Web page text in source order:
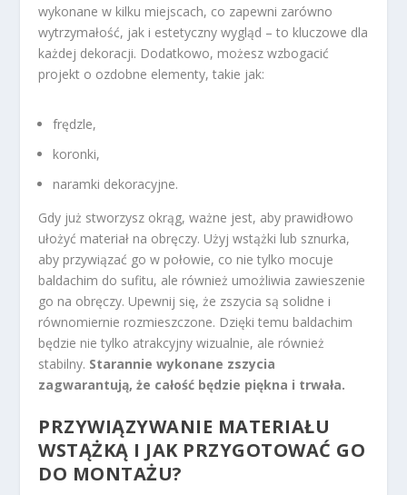
wykonane w kilku miejscach, co zapewni zarówno
wytrzymałość, jak i estetyczny wygląd – to kluczowe dla
każdej dekoracji. Dodatkowo, możesz wzbogacić
projekt o ozdobne elementy, takie jak:
frędzle,
koronki,
naramki dekoracyjne.
Gdy już stworzysz okrąg, ważne jest, aby prawidłowo
ułożyć materiał na obręczy. Użyj wstążki lub sznurka,
aby przywiązać go w połowie, co nie tylko mocuje
baldachim do sufitu, ale również umożliwia zawieszenie
go na obręczy. Upewnij się, że zszycia są solidne i
równomiernie rozmieszczone. Dzięki temu baldachim
będzie nie tylko atrakcyjny wizualnie, ale również
stabilny. Starannie wykonane zszycia
zagwarantują, że całość będzie piękna i trwała.
PRZYWIĄZYWANIE MATERIAŁU
WSTĄŻKĄ I JAK PRZYGOTOWAĆ GO
DO MONTAŻU?